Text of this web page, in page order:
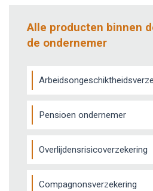
Alle producten binnen
de ondernemer
Pensioen ondernemer
Overlijdensrisicoverzekering
Compagnonsverzekering